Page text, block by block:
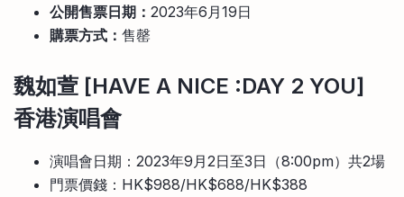
公開售票日期： 2023年6月19日
購票方式： 售罄
魏如萱 [HAVE A NICE :DAY 2 YOU]
香港演唱會
演唱會日期：2023年9月2日至3日（8:00pm）共2場
門票價錢：HK$988/HK$688/HK$388